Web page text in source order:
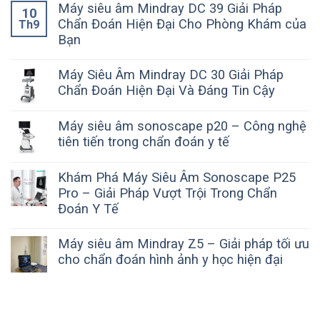
10
Th9
Máy siêu âm Mindray DC 39 Giải Pháp
Chẩn Đoán Hiện Đại Cho Phòng Khám của
Bạn
Máy Siêu Âm Mindray DC 30 Giải Pháp
Chẩn Đoán Hiện Đại Và Đáng Tin Cậy
Máy siêu âm sonoscape p20 – Công nghệ
tiên tiến trong chẩn đoán y tế
Khám Phá Máy Siêu Âm Sonoscape P25
Pro – Giải Pháp Vượt Trội Trong Chẩn
Đoán Y Tế
Máy siêu âm Mindray Z5 – Giải pháp tối ưu
cho chẩn đoán hình ảnh y học hiện đại